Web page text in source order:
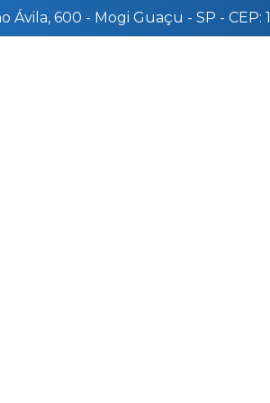
Ávila, 600 - Mogi Guaçu - SP - CEP: